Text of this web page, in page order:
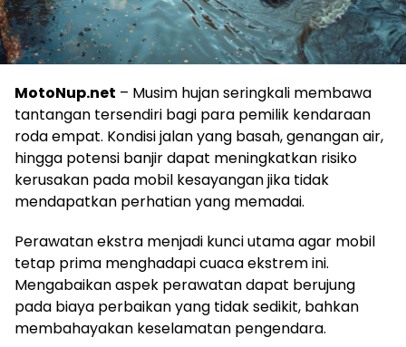
MotoNup.net – Musim hujan seringkali membawa
tantangan tersendiri bagi para pemilik kendaraan
roda empat. Kondisi jalan yang basah, genangan air,
hingga potensi banjir dapat meningkatkan risiko
kerusakan pada mobil kesayangan jika tidak
mendapatkan perhatian yang memadai.
Perawatan ekstra menjadi kunci utama agar mobil
tetap prima menghadapi cuaca ekstrem ini.
Mengabaikan aspek perawatan dapat berujung
pada biaya perbaikan yang tidak sedikit, bahkan
membahayakan keselamatan pengendara.